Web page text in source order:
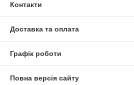
Контакти
Доставка та оплата
Графік роботи
Повна версія сайту